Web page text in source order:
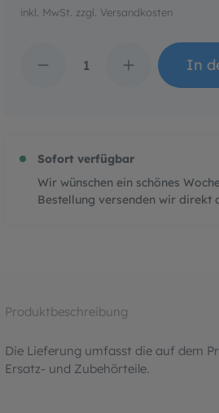
inkl. MwSt. zzgl. Versandkosten
In
Sofort verfügbar
Wir wünschen ein schönes
Bestellung versenden wir direkt
Produktbeschreibung
Die Lieferung umfasst die auf dem
Ersatz- und Zubehörteile.